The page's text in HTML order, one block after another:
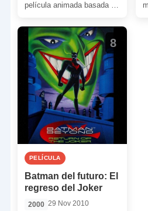
película animada basada en
protagonista esta vez […]
8
PELÍCULA
Batman del futuro: El
regreso del Joker
2000 29 Nov 2010